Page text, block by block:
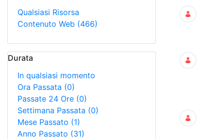
Qualsiasi Risorsa
Contenuto Web (466)
Durata
In qualsiasi momento
Ora Passata (0)
Passate 24 Ore (0)
Settimana Passata (0)
Mese Passato (1)
Anno Passato (31)
Ricerca